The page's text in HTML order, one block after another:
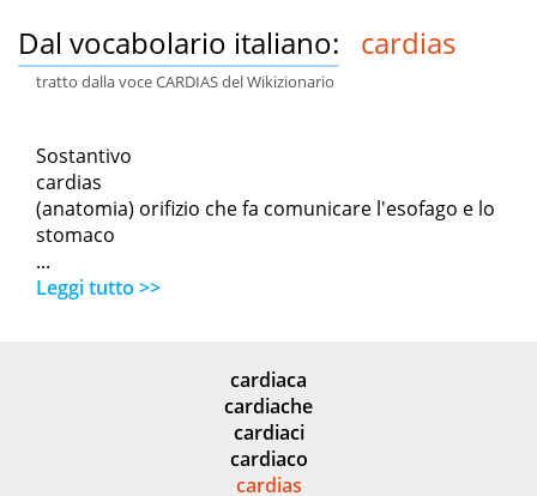
Dal vocabolario italiano: cardias
tratto dalla voce CARDIAS del Wikizionario
Sostantivo
cardias
(anatomia) orifizio che fa comunicare l'esofago e lo
stomaco
...
Leggi tutto >>
cardiaca
cardiache
cardiaci
cardiaco
cardias